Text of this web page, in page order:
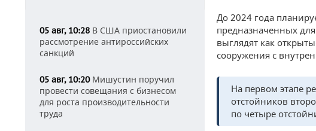
05 авг, 10:28 В США приостановили
рассмотрение антироссийских
санкций
05 авг, 10:20Мишустин поручил
провести совещания с бизнесом
для роста производительности
труда
До 2024 года
предназначенных
выглядят как
сооружения с
На первом этапе
отстойников
по четыре